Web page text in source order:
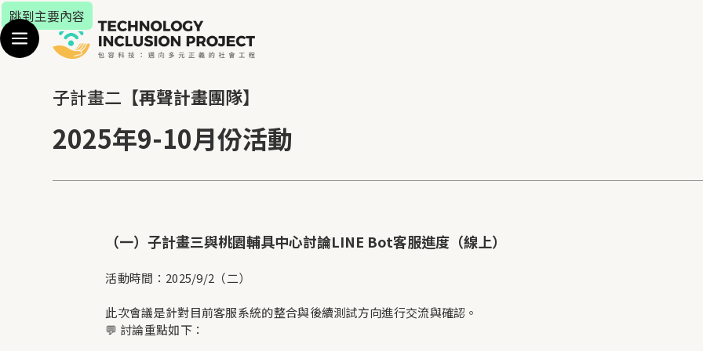
跳到主要內容
子計畫二 【再聲計畫團隊】
2025年9-10月份活動
（一）子計畫三與桃園輔具中心討論LINE Bot客服進度（線上）
活動時間：2025/9/2（二）
此次會議是針對目前客服系統的整合與後續測試方向進行交流與確認。
💬 討論重點如下：